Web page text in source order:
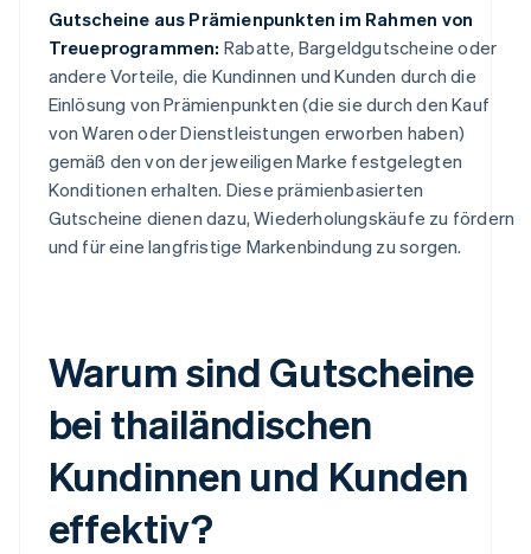
Gutscheine aus Prämienpunkten im Rahmen von
Treueprogrammen: Rabatte, Bargeldgutscheine oder
andere Vorteile, die Kundinnen und Kunden durch die
Einlösung von Prämienpunkten (die sie durch den Kauf
von Waren oder Dienstleistungen erworben haben)
gemäß den von der jeweiligen Marke festgelegten
Konditionen erhalten. Diese prämienbasierten
Gutscheine dienen dazu, Wiederholungskäufe zu fördern
und für eine langfristige Markenbindung zu sorgen.
Warum sind Gutscheine
bei thailändischen
Kundinnen und Kunden
effektiv?